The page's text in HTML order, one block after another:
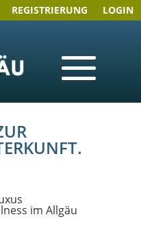
REGISTRIERUNG LOGIN
im Allgäu